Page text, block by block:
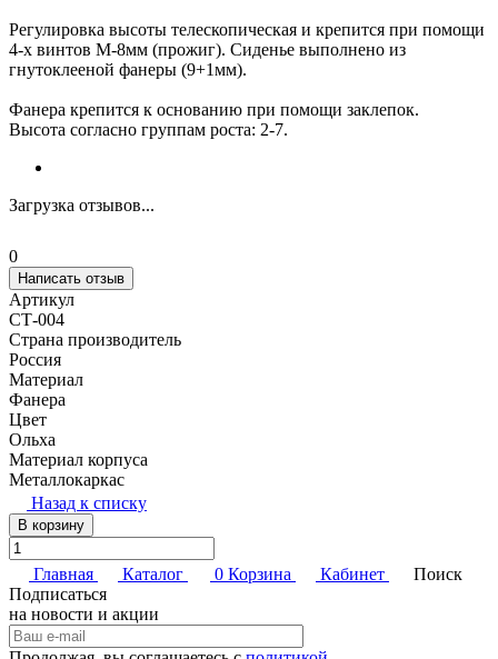
Регулировка высоты телескопическая и крепится при помощи
4-х винтов М-8мм (прожиг). Сиденье выполнено из
гнутоклееной фанеры (9+1мм).
Фанера крепится к основанию при помощи заклепок.
Высота согласно группам роста: 2-7.
Загрузка отзывов...
0
Написать отзыв
Артикул
СТ-004
Страна производитель
Россия
Материал
Фанера
Цвет
Ольха
Материал корпуса
Металлокаркас
Назад к списку
В корзину
Главная Каталог 0 Корзина Кабинет
Поиск
Подписаться
на новости и акции